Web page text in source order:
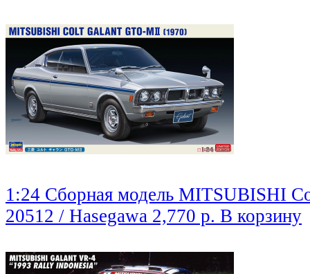
1:24 Сборная модель MITSUBISHI
20512 / Hasegawa 2,770 р. В корзину